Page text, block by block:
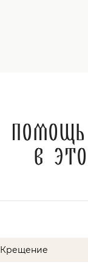
в
Крещение